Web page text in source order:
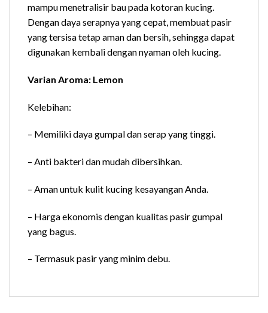
mampu menetralisir bau pada kotoran kucing.
Dengan daya serapnya yang cepat, membuat pasir
yang tersisa tetap aman dan bersih, sehingga dapat
digunakan kembali dengan nyaman oleh kucing.
Varian Aroma: Lemon
Kelebihan:
– Memiliki daya gumpal dan serap yang tinggi.
– Anti bakteri dan mudah dibersihkan.
– Aman untuk kulit kucing kesayangan Anda.
– Harga ekonomis dengan kualitas pasir gumpal
yang bagus.
– Termasuk pasir yang minim debu.